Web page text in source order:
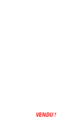
VENDU !